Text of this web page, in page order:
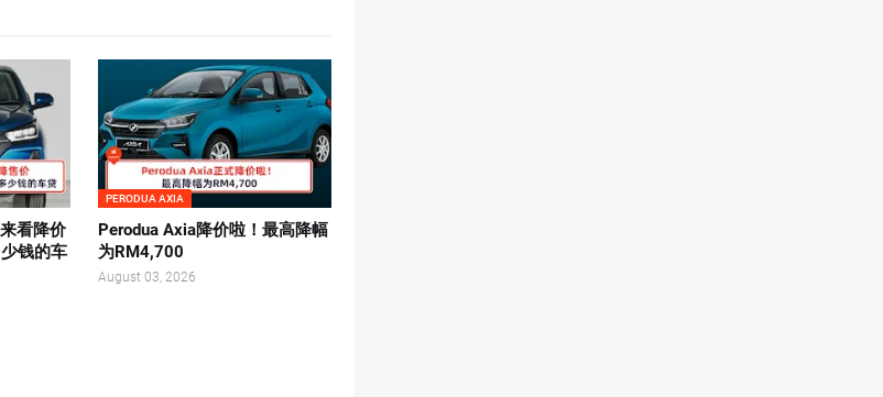
看降价
钱的车
PERODUA AXIA
Perodua Axia降价啦！最高降幅
为RM4,700
August 03, 2026